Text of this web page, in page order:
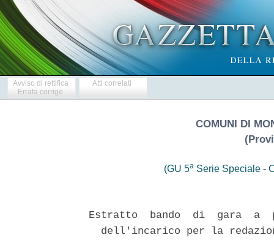
Avviso di rettifica
Errata corrige
Atti correlati
COMUNI DI
(GU 5a Serie Speciale -
Estratto  bando  di  gara  a
dell'incarico per la